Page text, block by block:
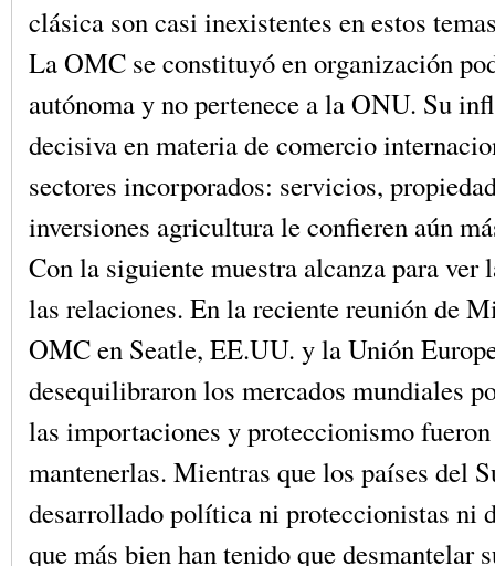
clásica son casi inexistentes en estos
La OMC se constituyó en organización
autónoma y no pertenece a la ONU. Su
decisiva en materia de comercio
sectores incorporados: servicios,
inversiones agricultura le confieren aún
Con la siguiente muestra alcanza para ver
las relaciones. En la reciente reunión de
OMC en Seatle, EE.UU. y la Unión
desequilibraron los mercados mundiales
las importaciones y proteccionismo
mantenerlas. Mientras que los países del
desarrollado política ni proteccionistas ni
que más bien han tenido que desmantelar